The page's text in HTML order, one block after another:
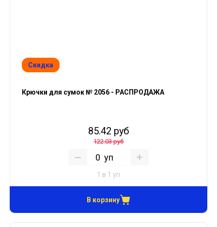
Скидка
Крючки для сумок № 2056 - РАСПРОДАЖА
85.42 руб
122.03 руб
уп
1 в 1 уп
В корзину